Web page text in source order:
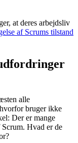
at deres arbejdsliv
af Scrums tilstand
alle
bruger ikke
Der er mange
Hvad er de